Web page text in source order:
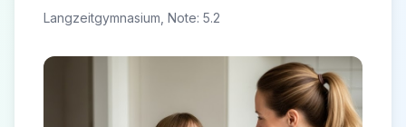
Langzeitgymnasium, Note: 5.2